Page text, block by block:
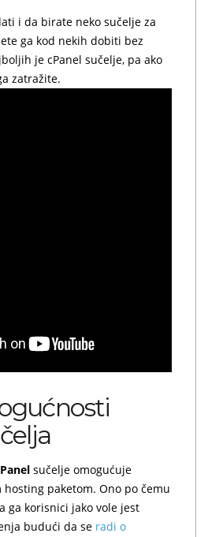
i da birate neko sučelje za
ga kod nekih dobiti bez
je cPanel sučelje, pa ako
zatražite.
sučelje omogućuje
paketom. Ono po čemu
ga korisnici jako vole jest
budući da se radi o